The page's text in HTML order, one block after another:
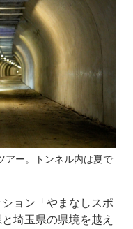
アー。トンネル内は夏で
ョン「やまなしスポ
埼玉県の県境を越え